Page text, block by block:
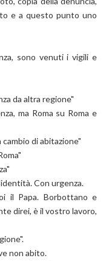
e a questo punto uno
sono venuti i vigili e
da altra regione"
ma Roma su Roma e
cambio di abitazione"
Con urgenza.
il Papa. Borbottano e
direi, è il vostro lavoro,
non abito.